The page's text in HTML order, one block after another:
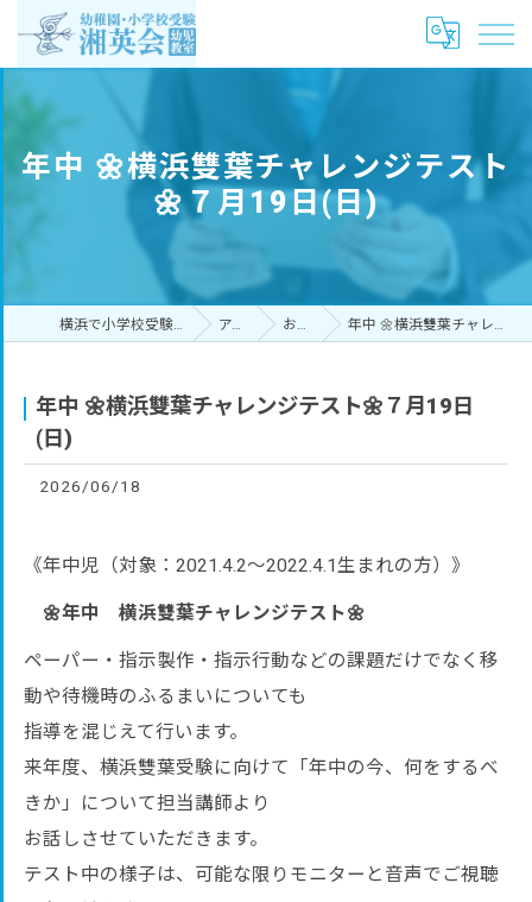
年中 🌼横浜雙葉チャレンジテスト
🌼７月19日(日)
横浜で小学校受験なら湘英会幼児教室 アクセス お知らせ 年中 🌼横浜雙葉チャレンジテスト🌼７月19日(日)
年中 🌼横浜雙葉チャレンジテスト🌼７月19日
(日)
2026/06/18
《年中児（対象：2021.4.2～2022.4.1生まれの方）》
🌼年中 横浜雙葉チャレンジテスト🌼
ペーパー・指示製作・指示行動などの課題だけでなく移
動や待機時のふるまいについても
指導を混じえて行います。
来年度、横浜雙葉受験に向けて「年中の今、何をするべ
きか」について担当講師より
お話しさせていただきます。
テスト中の様子は、可能な限りモニターと音声でご視聴